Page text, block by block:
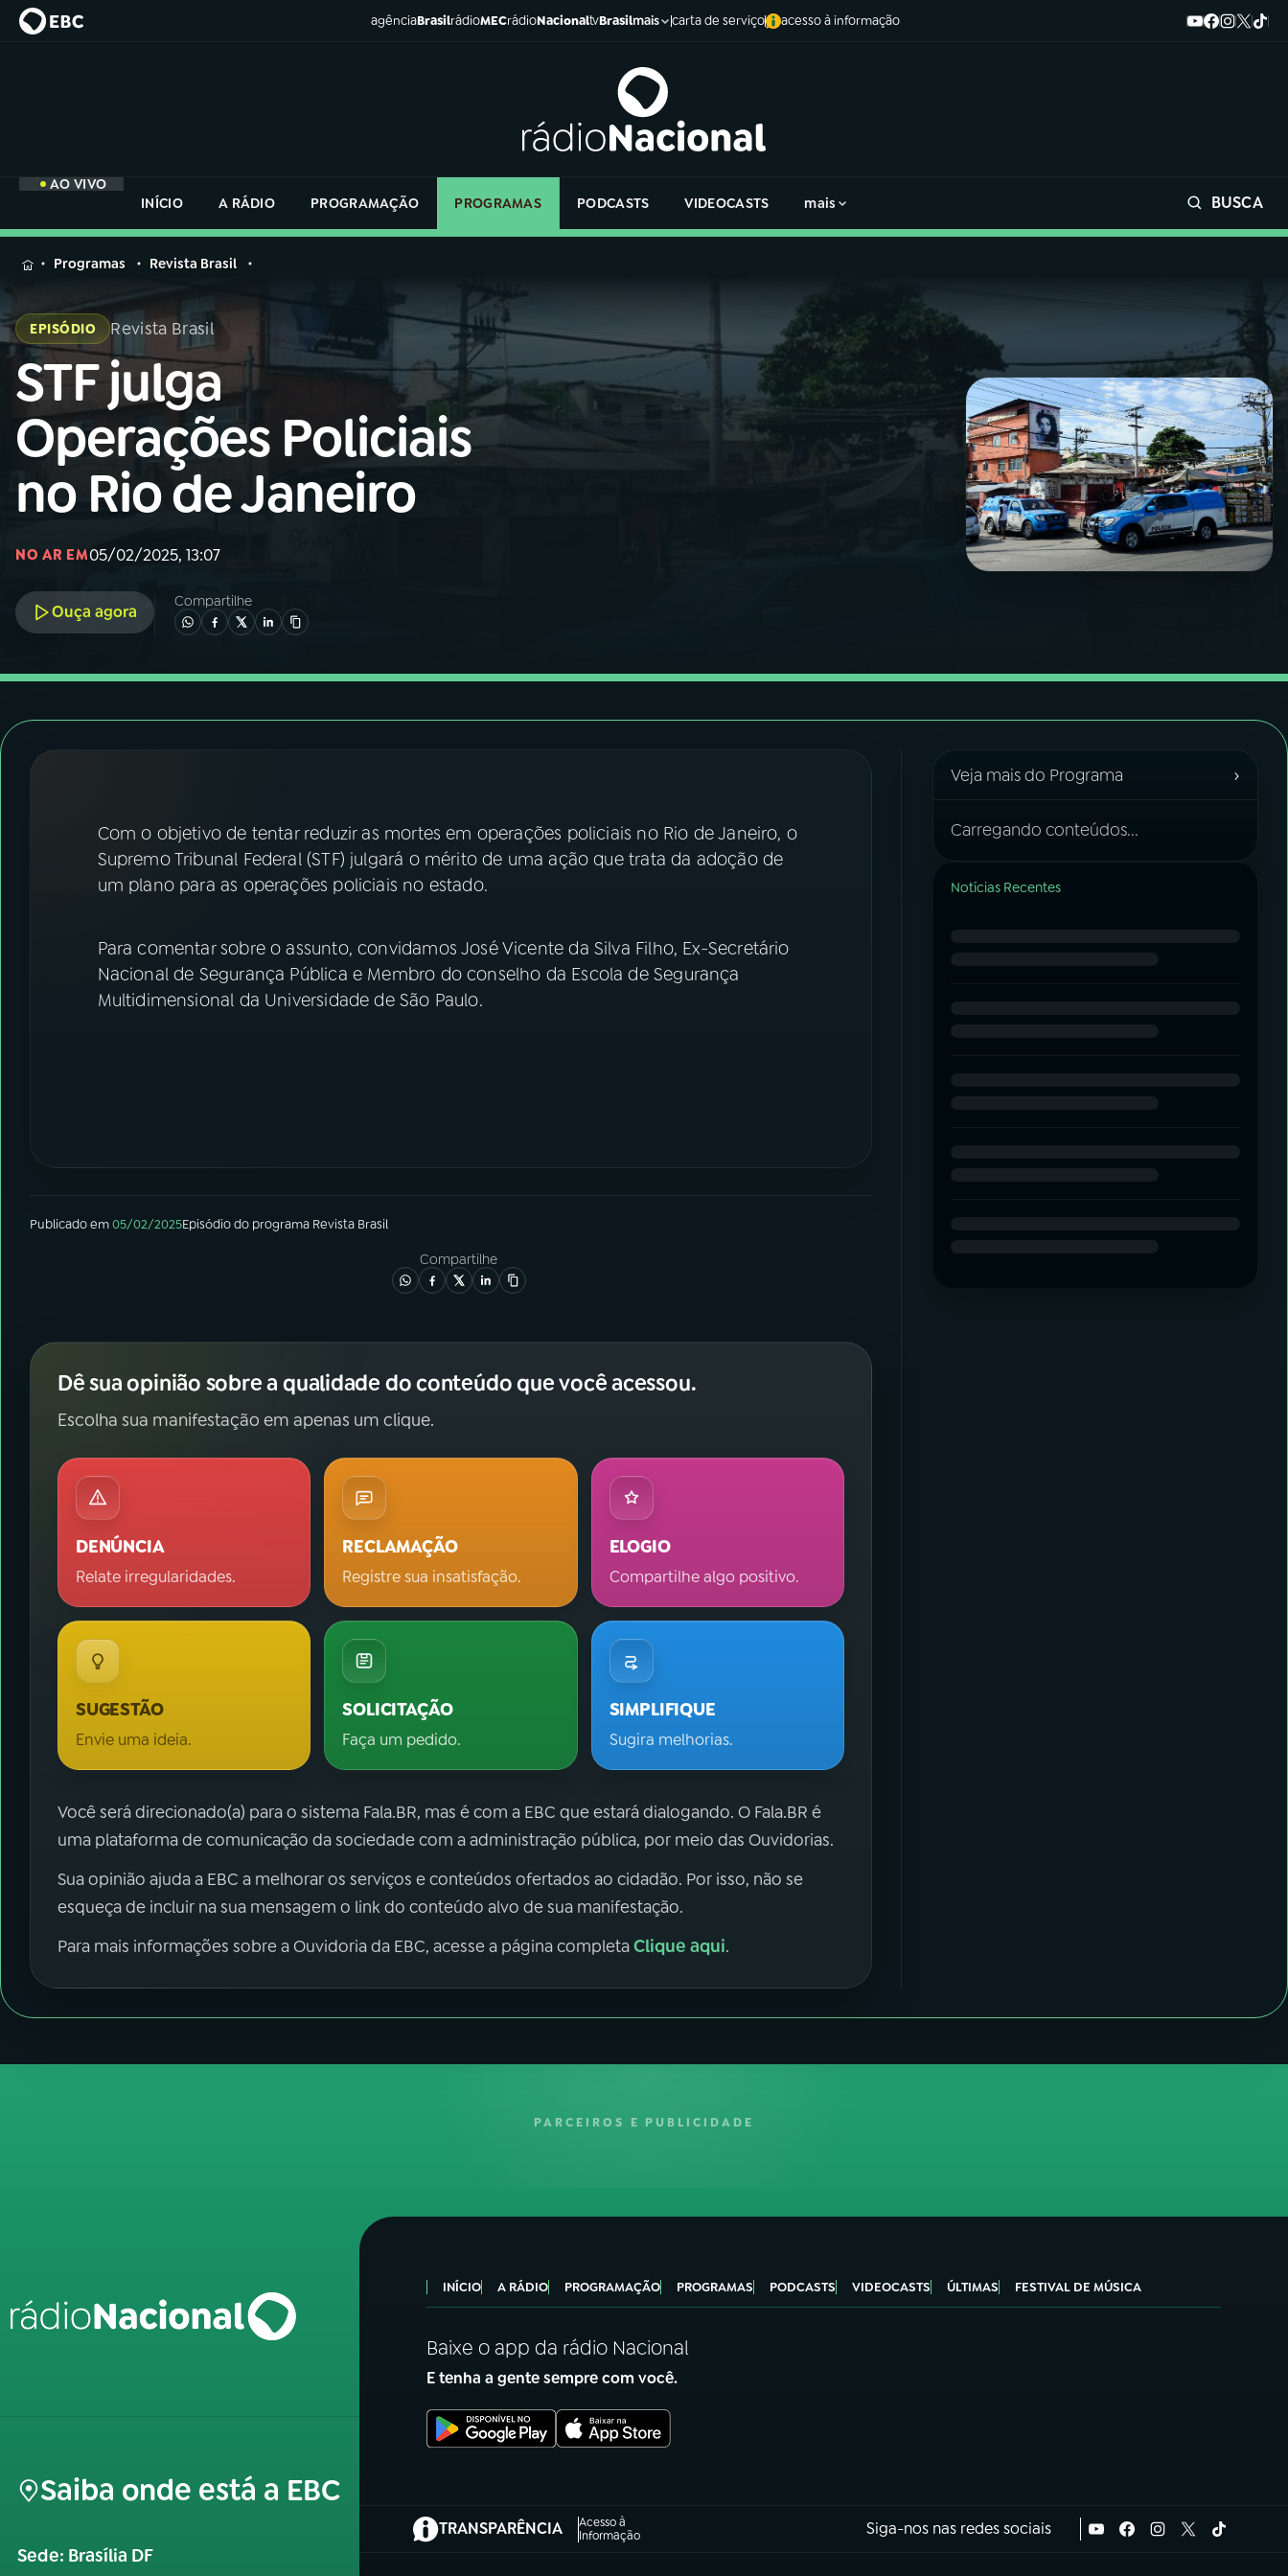
agênciaBrasilrádioMECrádioNacionaltvBrasilmais carta de serviço acesso à informação
AO VIVO
INÍCIO
A RÁDIO PROGRAMAÇÃO PROGRAMAS PODCASTS VIDEOCASTS mais BUSCA
MENU
Buscar
na
Rádio
Nacional
Buscar
AO VIVO
01 INÍCIO
A RÁDIO
03PROGRAMAÇÃO
04PROGRAMAS
ÚLTIMAS
ACOMPANHE A RÁDIO NACIONAL
na
Rádio
Nacional
Programas Revista Brasil
EPISÓDIO Revista Brasil
STF julga
Operações Policiais
no Rio de Janeiro
NO AR EM05/02/2025, 13:07
Ouça agora
Compartilhe
Com o objetivo de tentar reduzir as mortes em operações policiais no Rio de Janeiro, o
Supremo Tribunal Federal (STF) julgará o mérito de uma ação que trata da adoção de
um plano para as operações policiais no estado.
Para comentar sobre o assunto, convidamos José Vicente da Silva Filho, Ex-Secretário
Nacional de Segurança Pública e Membro do conselho da Escola de Segurança
Multidimensional da Universidade de São Paulo.
Publicado em05/02/2025Episódiodo programa Revista Brasil
Compartilhe
Dê sua opinião sobre a qualidade do conteúdo que você acessou.
Escolha sua manifestação em apenas um clique.
DENÚNCIA
Relate irregularidades.
RECLAMAÇÃO
Registre sua insatisfação.
ELOGIO
Compartilhe algo positivo.
SUGESTÃO
Envie uma ideia.
SOLICITAÇÃO
Faça um pedido.
SIMPLIFIQUE
Sugira melhorias.
Você será direcionado(a) para o sistema Fala.BR, mas é com a EBC que estará dialogando. O Fala.BR é
uma plataforma de comunicação da sociedade com a administração pública, por meio das Ouvidorias.
Sua opinião ajuda a EBC a melhorar os serviços e conteúdos ofertados ao cidadão. Por isso, não se
esqueça de incluir na sua mensagem o link do conteúdo alvo de sua manifestação.
Para mais informações sobre a Ouvidoria da EBC, acesse a página completaClique aqui.
Veja mais do Programa ›
Carregando conteúdos...
Notícias Recentes
PARCEIROS E PUBLICIDADE
Saiba onde está a EBC
Sede: Brasília DF
INÍCIO A RÁDIO PROGRAMAÇÃO PROGRAMAS PODCASTS VIDEOCASTS ÚLTIMAS FESTIVAL DE MÚSICA
Baixe o app da rádio Nacional
E tenha a gente sempre com você.
TRANSPARÊNCIA
Acesso à
Informação
(abre em nova aba) Siga-nos nas redes sociais